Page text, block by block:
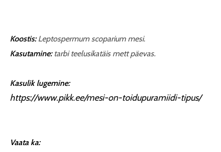
Koostis:Leptospermum scoparium mesi.
Kasutamine:tarbi teelusikatäis mett päevas.
Kasulik lugemine:
https://www.pikk.ee/mesi-on-toidupuramiidi-tipus/
Vaata ka: